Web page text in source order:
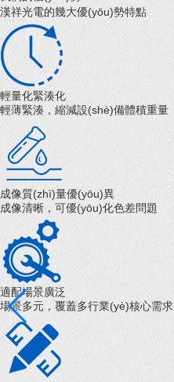
漢祥光電的幾大優(yōu)勢特點
輕量化緊湊化
輕薄緊湊，縮減設(shè)備體積重量
成像質(zhì)量優(yōu)異
成像清晰，可優(yōu)化色差問題
適配場景廣泛
場景多元，覆蓋多行業(yè)核心需求